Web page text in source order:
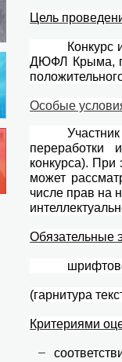
Цель
ДЮФЛ Крыма,
Особые
переработки
конкурса). При
может
числе прав на
Обязательные
(гарнитура
Критериями